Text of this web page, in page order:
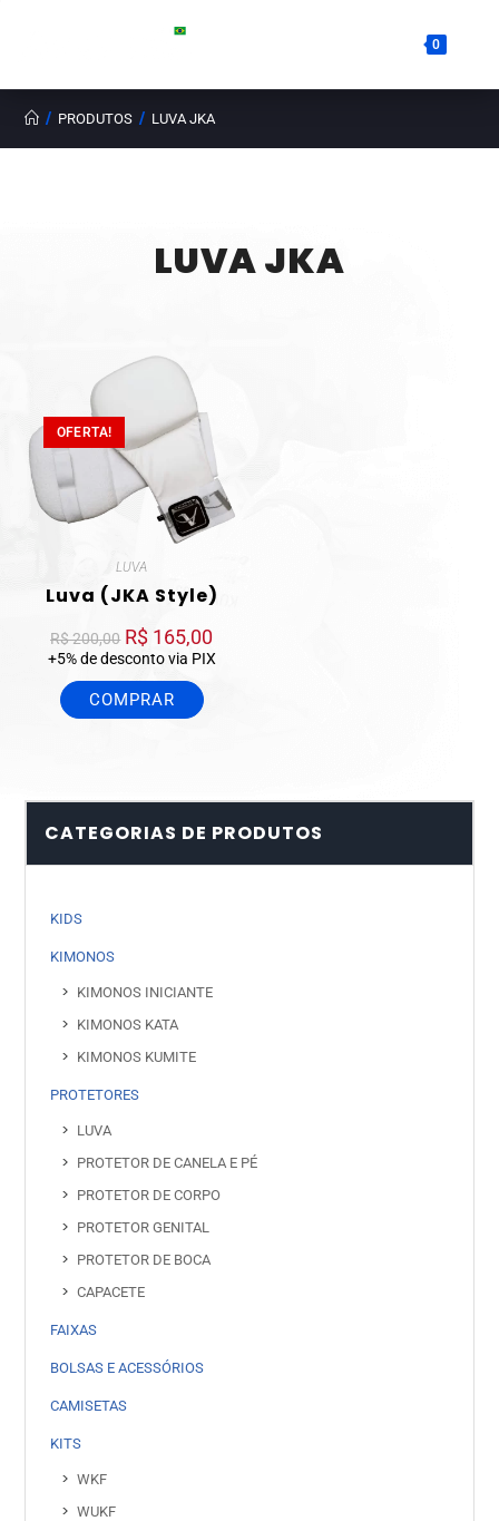
0
LUVA JKA
/ PRODUTOS / LUVA JKA
OFERTA!
LUVA
Luva (JKA Style)
R$200,00 R$ 165,00
+5% de desconto via PIX
COMPRAR
CATEGORIAS DE PRODUTOS
KIDS
KIMONOS
KIMONOS INICIANTE
KIMONOS KATA
KIMONOS KUMITE
PROTETORES
LUVA
PROTETOR DE CANELA E PÉ
PROTETOR DE CORPO
PROTETOR GENITAL
PROTETOR DE BOCA
CAPACETE
FAIXAS
BOLSAS E ACESSÓRIOS
CAMISETAS
KITS
WKF
WUKF